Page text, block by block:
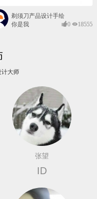
剃须刀产品设计手绘
你是我
0 18555
计大师
张望
ID